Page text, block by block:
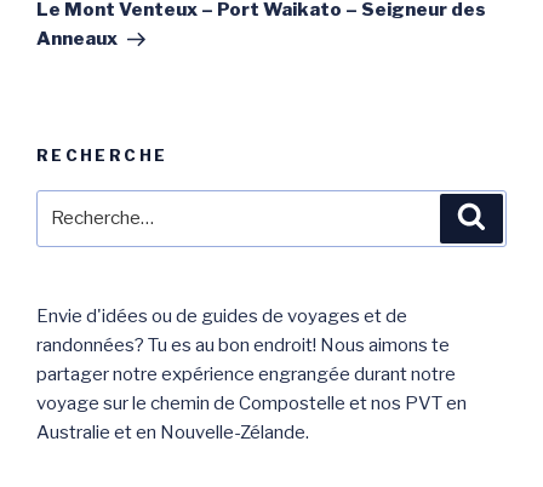
Le Mont Venteux – Port Waikato – Seigneur des
Anneaux
RECHERCHE
Envie d'idées ou de guides de voyages et de
randonnées? Tu es au bon endroit! Nous aimons te
partager notre expérience engrangée durant notre
voyage sur le chemin de Compostelle et nos PVT en
Australie et en Nouvelle-Zélande.